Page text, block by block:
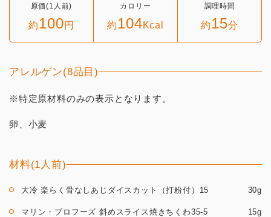
原価(1人前)
約100円
カロリー
約104Kcal
調理時間
約15分
アレルゲン(8品目)
※特定原材料のみの表示となります。
卵、小麦
材料(1人前)
大冷 楽らく骨なしあじダイスカット（打粉付）15 30g
マリン・プロフーズ 斜めスライス焼きちくわ35-5 15g